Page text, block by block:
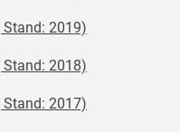
2019)
2018)
2017)